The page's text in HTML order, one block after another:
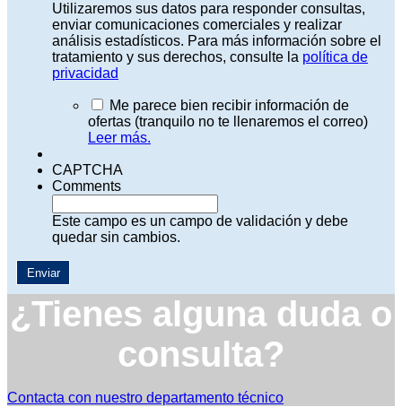
Utilizaremos sus datos para responder consultas,
enviar comunicaciones comerciales y realizar
análisis estadísticos. Para más información sobre el
tratamiento y sus derechos, consulte la política de
privacidad
Me parece bien recibir información de
ofertas (tranquilo no te llenaremos el correo)
Leer más.
CAPTCHA
Comments
Este campo es un campo de validación y debe
quedar sin cambios.
¿Tienes alguna duda o
consulta?
Contacta con nuestro departamento técnico